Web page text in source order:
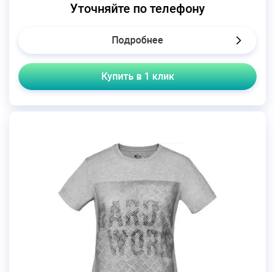
Уточняйте по телефону
Подробнее
Купить в 1 клик